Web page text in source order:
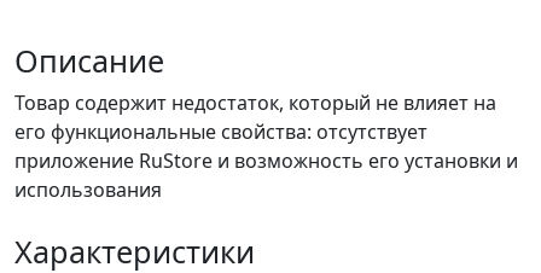
Описание
Товар содержит недостаток, который не влияет на
его функциональные свойства: отсутствует
приложение RuStore и возможность его установки и
использования
Характеристики